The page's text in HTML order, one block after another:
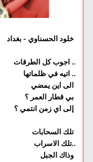
اجوب كل الطرقات ..
اتيه في ظلماتها ..
تلك السحابات
تلك الاسراب..